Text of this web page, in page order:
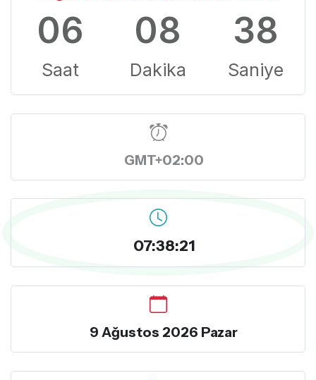
06
Saat
08
Dakika
37
Saniye
GMT+02:00
07:38:22
9 Ağustos 2026 Pazar